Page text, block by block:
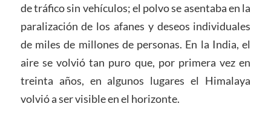
de tráfico sin vehículos; el polvo se asentaba en la
paralización de los afanes y deseos individuales
de miles de millones de personas. En la India, el
aire se volvió tan puro que, por primera vez en
treinta años, en algunos lugares el Himalaya
volvió a ser visible en el horizonte.